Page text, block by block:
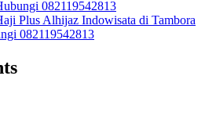
082119542813
Plus Alhijaz Indowisata di Tambora
082119542813